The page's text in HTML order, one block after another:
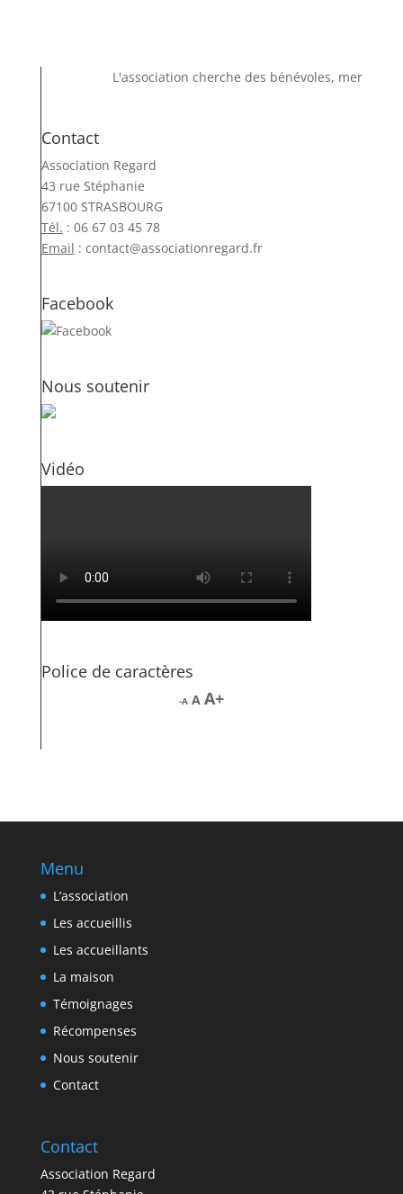
L'association cherche des bénévoles, merci de
Contact
Association Regard
43 rue Stéphanie
67100 STRASBOURG
Tél. : 06 67 03 45 78
Email : contact@associationregard.fr
Facebook
Nous soutenir
Vidéo
Police de caractères
A Decrease
A Reset
AIncrease
Menu
L’association
Les accueillis
Les accueillants
La maison
Témoignages
Récompenses
Nous soutenir
Contact
Contact
Association Regard